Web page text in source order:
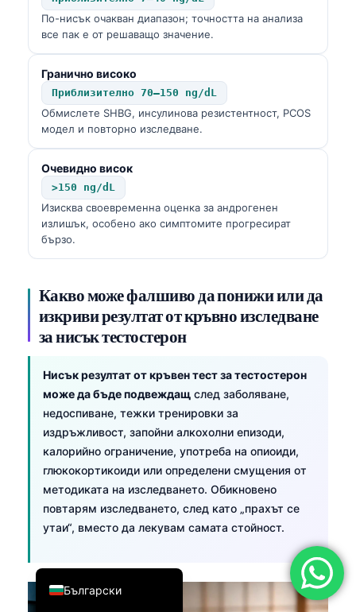
По-нисък очакван диапазон; точността на анализа
все пак е от решаващо значение.
Гранично високо
Приблизително 70–150 ng/dL
Обмислете SHBG, инсулинова резистентност, PCOS
модел и повторно изследване.
Очевидно висок
>150 ng/dL
Изисква своевременна оценка за андрогенен
излишък, особено ако симптомите прогресират
бързо.
Какво може фалшиво да понижи или да
изкриви резултат от кръвно изследване
за нисък тестостерон
Нисък резултат от кръвен тест за тестостерон
може да бъде подвеждащ след заболяване,
недоспиване, тежки тренировки за
издръжливост, запойни алкохолни епизоди,
калорийно ограничение, употреба на опиоиди,
глюкокортикоиди или определени смущения от
методиката на изследването. Обикновено
повтарям изследването, след като „прахът се
утаи“, вместо да лекувам самата стойност.
Български
Deutsch
العربية
Français
עִבְרִית
Italiano
Português
Türkçe
Română
Dansk
Nederlands
हिन्दी
Հայերեն
Íslenska
Svenska
Bosanski